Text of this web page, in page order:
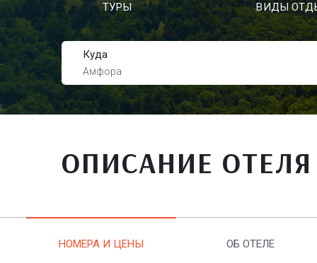
ТУРЫ ВИДЫ
Куда
Амфора
ОПИСАНИЕ ОТЕЛЯ
НОМЕРА И ЦЕНЫ ОБ ОТЕЛЕ